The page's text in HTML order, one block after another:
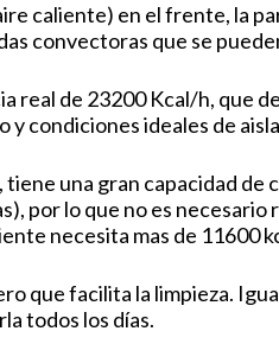
caliente) en el frente, la
convectoras que se
real de 23200 Kcal/h, que
y condiciones ideales de
una gran capacidad de
por lo que no es
necesita mas de 11600
que facilita la limpieza.
todos los días.